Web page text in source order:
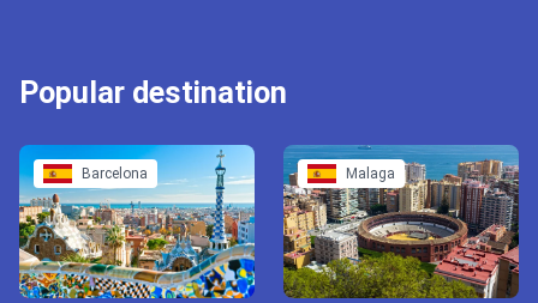
Popular destination
Barcelona Malaga